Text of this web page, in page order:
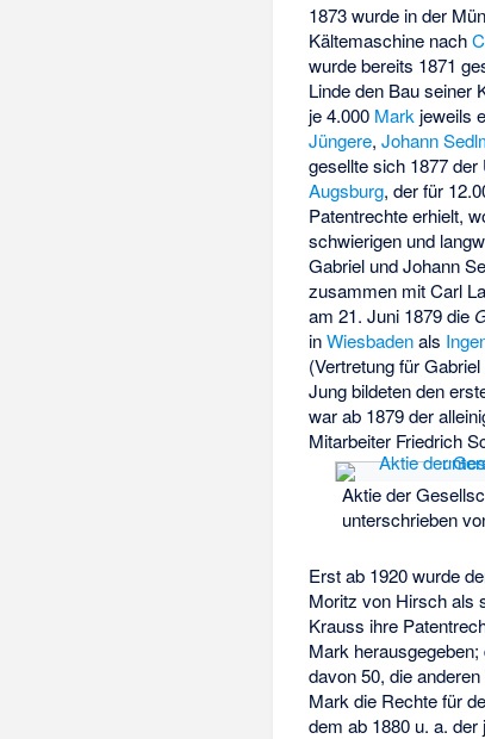
Aktie der
unterschrieben
1873 wurde in der
Kältemaschine nach
wurde bereits 1871
Linde den Bau seiner
je 4.000 Mark jeweils
Jüngere,Johann
gesellte sich 1877
Augsburg, der für
Patentrechte erhielt,
schwierigen und
Gabriel und Johann
zusammen mit Carl
am 21. Juni 1879 die
inWiesbadenals
(Vertretung für
Jung bildeten den
war ab 1879 der
Mitarbeiter Friedrich
Erst ab 1920 wurde
Moritz von Hirschals
Krauss ihre
Mark
davon 50, die
Mark die Rechte für
dem ab 1880 u. a. der